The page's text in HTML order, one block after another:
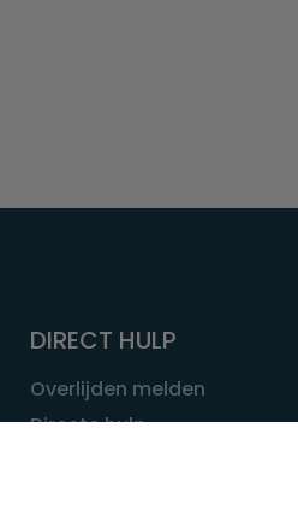
DIRECT HULP
Overlijden melden
Directe hulp